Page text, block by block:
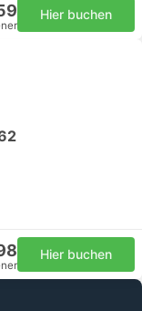
Hier buchen
Hier buchen